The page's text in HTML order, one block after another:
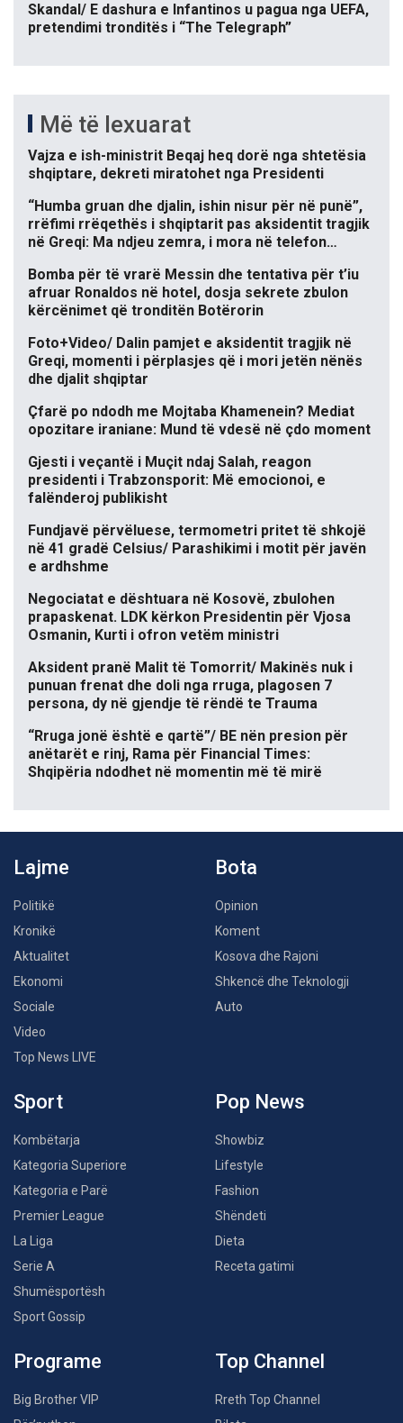
Skandal/ E dashura e Infantinos u pagua nga UEFA,
pretendimi tronditës i “The Telegraph”
Më të lexuarat
Vajza e ish-ministrit Beqaj heq dorë nga shtetësia
shqiptare, dekreti miratohet nga Presidenti
“Humba gruan dhe djalin, ishin nisur për në punë”,
rrëfimi rrëqethës i shqiptarit pas aksidentit tragjik
në Greqi: Ma ndjeu zemra, i mora në telefon…
Bomba për të vrarë Messin dhe tentativa për t’iu
afruar Ronaldos në hotel, dosja sekrete zbulon
kërcënimet që tronditën Botërorin
Foto+Video/ Dalin pamjet e aksidentit tragjik në
Greqi, momenti i përplasjes që i mori jetën nënës
dhe djalit shqiptar
Çfarë po ndodh me Mojtaba Khamenein? Mediat
opozitare iraniane: Mund të vdesë në çdo moment
Gjesti i veçantë i Muçit ndaj Salah, reagon
presidenti i Trabzonsporit: Më emocionoi, e
falënderoj publikisht
Fundjavë përvëluese, termometri pritet të shkojë
në 41 gradë Celsius/ Parashikimi i motit për javën
e ardhshme
Negociatat e dështuara në Kosovë, zbulohen
prapaskenat. LDK kërkon Presidentin për Vjosa
Osmanin, Kurti i ofron vetëm ministri
Aksident pranë Malit të Tomorrit/ Makinës nuk i
punuan frenat dhe doli nga rruga, plagosen 7
persona, dy në gjendje të rëndë te Trauma
“Rruga jonë është e qartë”/ BE nën presion për
anëtarët e rinj, Rama për Financial Times:
Shqipëria ndodhet në momentin më të mirë
Lajme
Politikë
Kronikë
Aktualitet
Ekonomi
Sociale
Video
Top News LIVE
Bota
Opinion
Koment
Kosova dhe Rajoni
Shkencë dhe Teknologji
Auto
Sport
Kombëtarja
Kategoria Superiore
Kategoria e Parë
Premier League
La Liga
Serie A
Shumësportësh
Sport Gossip
Pop News
Showbiz
Lifestyle
Fashion
Shëndeti
Dieta
Receta gatimi
Programe
Big Brother VIP
Top Channel
Rreth Top Channel